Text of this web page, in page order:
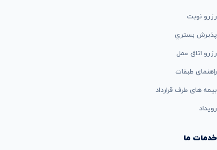
رزرو نوبت
پذيرش بستري
رزرو اتاق عمل
راهنمای طبقات
بيمه های طرف قرارداد
رویداد
خدمات ما